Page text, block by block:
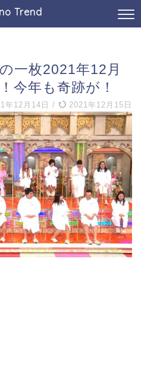
Trend
一枚2021年12月
今年も奇跡が！
年12月14日 / 2021年12月15日